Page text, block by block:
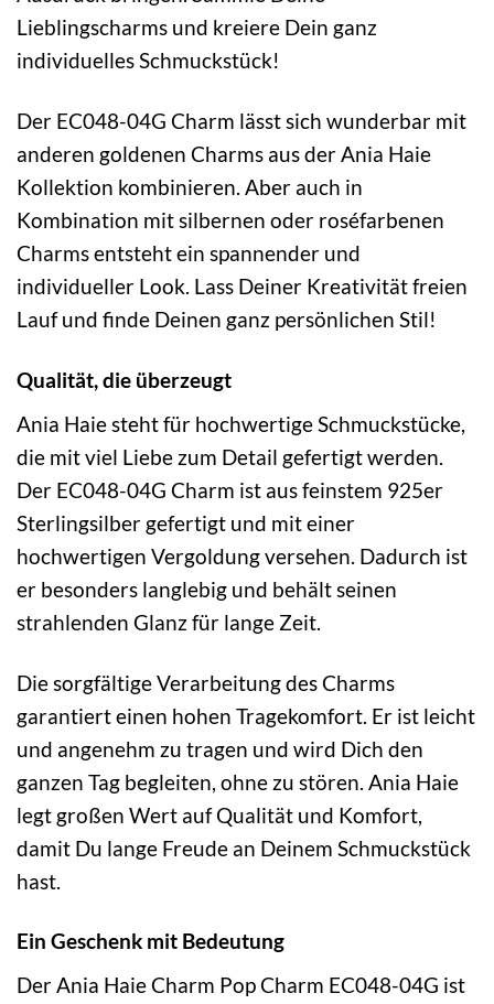
Lieblingscharms und kreiere Dein ganz
individuelles Schmuckstück!
Der EC048-04G Charm lässt sich wunderbar mit
anderen goldenen Charms aus der Ania Haie
Kollektion kombinieren. Aber auch in
Kombination mit silbernen oder roséfarbenen
Charms entsteht ein spannender und
individueller Look. Lass Deiner Kreativität freien
Lauf und finde Deinen ganz persönlichen Stil!
Qualität, die überzeugt
Ania Haie steht für hochwertige Schmuckstücke,
die mit viel Liebe zum Detail gefertigt werden.
Der EC048-04G Charm ist aus feinstem 925er
Sterlingsilber gefertigt und mit einer
hochwertigen Vergoldung versehen. Dadurch ist
er besonders langlebig und behält seinen
strahlenden Glanz für lange Zeit.
Die sorgfältige Verarbeitung des Charms
garantiert einen hohen Tragekomfort. Er ist leicht
und angenehm zu tragen und wird Dich den
ganzen Tag begleiten, ohne zu stören. Ania Haie
legt großen Wert auf Qualität und Komfort,
damit Du lange Freude an Deinem Schmuckstück
hast.
Ein Geschenk mit Bedeutung
Der Ania Haie Charm Pop Charm EC048-04G ist